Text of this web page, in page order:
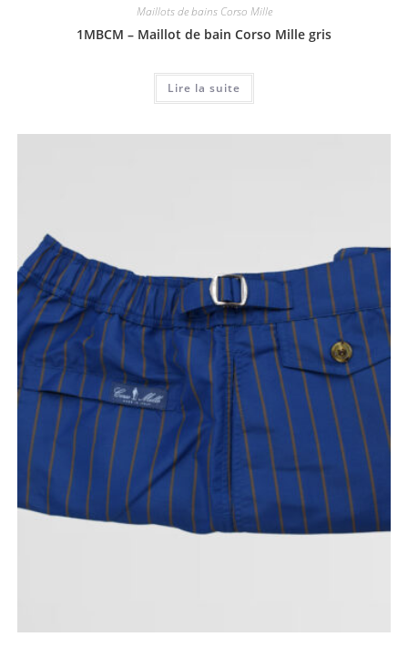
Maillots de bains Corso Mille
1MBCM – Maillot de bain Corso Mille gris
Lire la suite